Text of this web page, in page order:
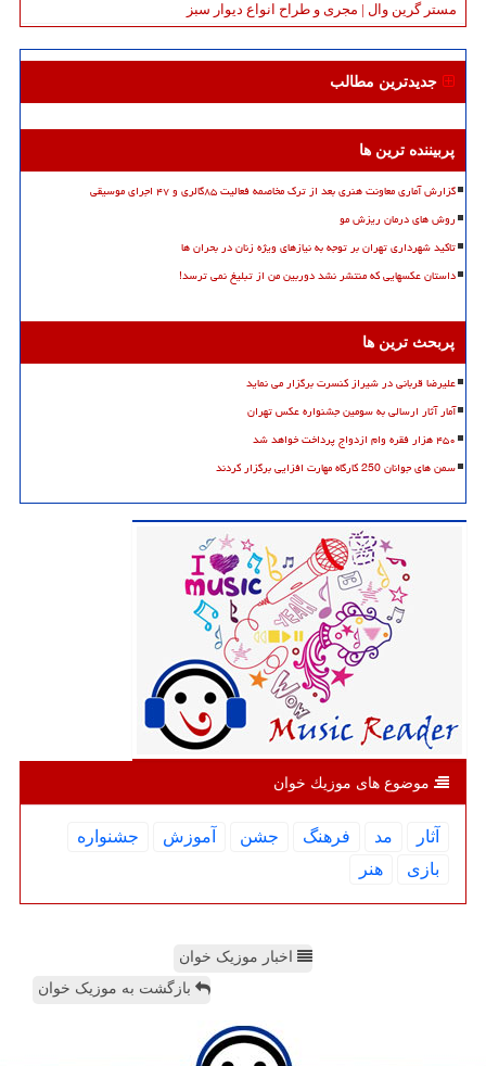
مستر گرین وال | مجری و طراح انواع دیوار سبز
جدیدترین مطالب
پربیننده ترین ها
گزارش آماری معاونت هنری بعد از ترک مخاصمه فعالیت ۸۵گالری و ۴۷ اجرای موسیقی
روش های درمان ریزش مو
تاکید شهرداری تهران بر توجه به نیازهای ویژه زنان در بحران ها
داستان عکسهایی که منتشر نشد دوربین من از تبلیغ نمی ترسد!
پربحث ترین ها
علیرضا قربانی در شیراز کنسرت برگزار می نماید
آمار آثار ارسالی به سومین جشنواره عکس تهران
۴۵۰ هزار فقره وام ازدواج پرداخت خواهد شد
سمن های جوانان 250 کارگاه مهارت افزایی برگزار کردند
موضوع های موزیك خوان
آثار مد فرهنگ جشن آموزش
جشنواره
بازی
هنر
اخبار موزیک خوان
بازگشت به موزیک خوان